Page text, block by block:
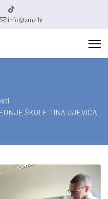
info@smz.hr
ŠKOLE TINA UJEVIĆA